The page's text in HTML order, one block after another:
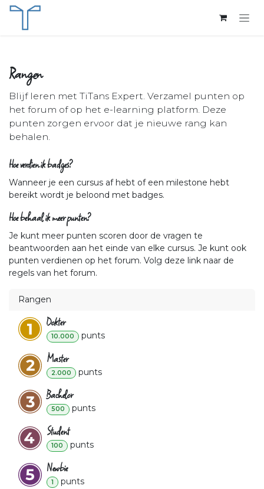
Overslaan naar inhoud
Rangen
Blijf leren met TiTans Expert. Verzamel punten op
het forum of op het e-learning platform. Deze
punten zorgen ervoor dat je nieuwe rang kan
behalen.
Hoe verdien ik badges?
Wanneer je een cursus af hebt of een milestone hebt
bereikt wordt je beloond met badges.
Hoe behaal ik meer punten?
Je kunt meer punten scoren door de vragen te
beantwoorden aan het einde van elke cursus. Je kunt ook
punten verdienen op het forum. Volg deze link naar de
regels van het forum.
Rangen
Dokter
10.000 punts
Master
2.000 punts
Bachelor
500 punts
Student
100 punts
Newbie
1 punts